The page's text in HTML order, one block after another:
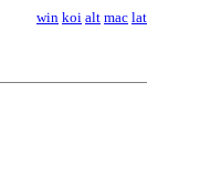
win koi alt mac lat